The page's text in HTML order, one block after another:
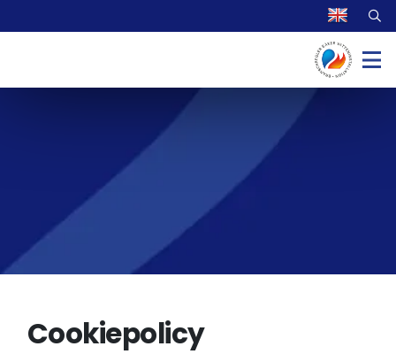
Cookiepolicy